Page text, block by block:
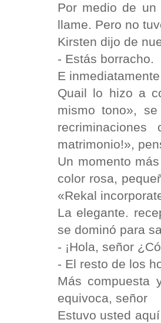
Por medio de un
llame. Pero no
Kirsten dijo de
- Estás borracho.
E
Quail lo hizo a
mismo tono»,
matrimonio!»,
Un momento
color rosa,
«Rekal
La elegante.
se dominó para
- ¡Hola, señor
- El resto de los
Más compuesta
equivoca, señor
Estuvo usted